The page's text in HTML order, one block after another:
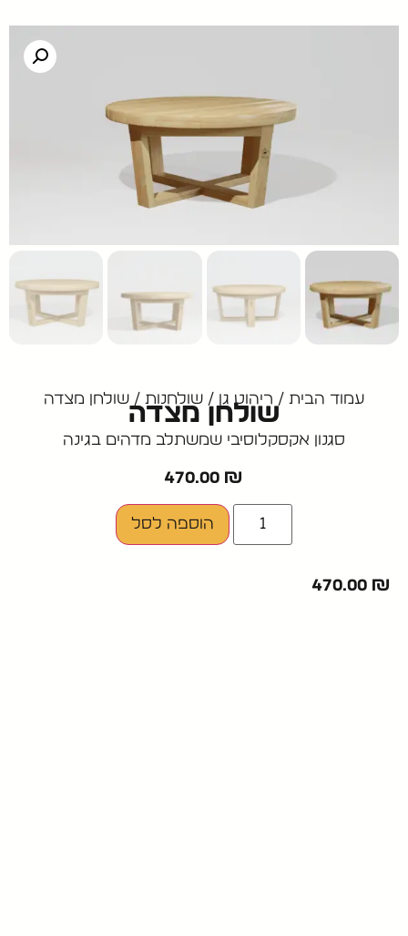
עמוד הבית / ריהוט גן / שולחנות / שולחן מצדה
שולחן מצדה
סגנון אקסקלוסיבי שמשתלב מדהים בגינה
470.00 ₪
הוספה לסל
470.00 ₪